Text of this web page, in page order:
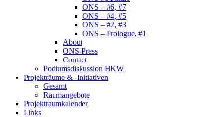
ONS – #6, #7
ONS – #4, #5
ONS – #2, #3
ONS – Prologue, #1
About
ONS-Press
Contact
Podiumsdiskussion HKW
Projekträume & -Initiativen
Gesamt
Raumangebote
Projektraumkalender
Links